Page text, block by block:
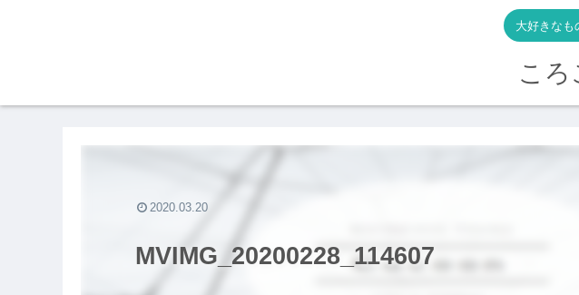
大好きなも
ころ
MVIMG_20200228_114607
2020.03.20